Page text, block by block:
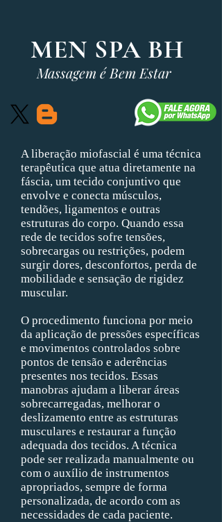
MEN SPA BH
Massagem é Bem Estar
A liberação miofascial é uma técnica
terapêutica que atua diretamente na
fáscia, um tecido conjuntivo que
envolve e conecta músculos,
tendões, ligamentos e outras
estruturas do corpo. Quando essa
rede de tecidos sofre tensões,
sobrecargas ou restrições, podem
surgir dores, desconfortos, perda de
mobilidade e sensação de rigidez
muscular.
O procedimento funciona por meio
da aplicação de pressões específicas
e movimentos controlados sobre
pontos de tensão e aderências
presentes nos tecidos. Essas
manobras ajudam a liberar áreas
sobrecarregadas, melhorar o
deslizamento entre as estruturas
musculares e restaurar a função
adequada dos tecidos. A técnica
pode ser realizada manualmente ou
com o auxílio de instrumentos
apropriados, sempre de forma
personalizada, de acordo com as
necessidades de cada paciente.